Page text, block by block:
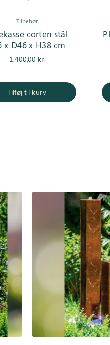
Tilbehør
corten stål –
x D46 x H38 cm
1.400,00 kr.
Tilføj til kurv